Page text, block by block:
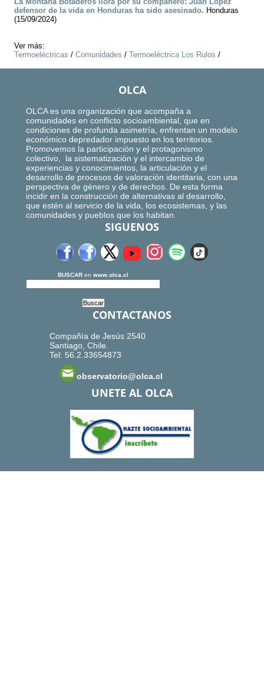
defensor de la vida en Honduras ha sido asesinado. Honduras
(15/09/2024)
Ver más:
Termoeléctricas / Comunidades / Termoeléctrica Los Rulos /
OLCA
OLCA es una organización que acompaña a
comunidades en conflicto socioambiental, que en
condiciones de profunda asimetría, enfrentan un modelo
económico depredador impuesto en los territorios.
Promovemos la participación y el protagonismo
colectivo, la sistematización y el intercambio de
experiencias y conocimientos, la articulación y el
desarrollo de procesos de valoración identitaria, con una
perspectiva de género y de derechos. De esta forma
incidir en la construcción de alternativas al desarrollo,
que estén al servicio de la vida, los ecosistemas, y las
comunidades y pueblos que los habitan.
SIGUENOS
BUSCAR en www.olca.cl
CONTACTANOS
Compañía de Jesús 2540
Santiago, Chile.
Tel: 56.2.33654873
observatorio@olca.cl
UNETE AL OLCA